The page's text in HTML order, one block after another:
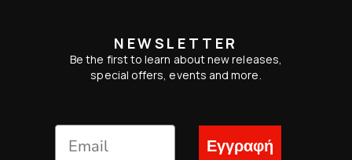
NEWSLETTER
Be the first to learn about new releases,
special offers, events and more.
Εγγραφή